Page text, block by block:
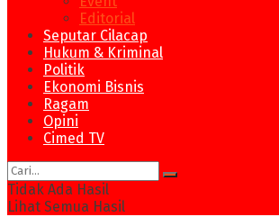
Editorial
Seputar Cilacap
Hukum & Kriminal
Politik
Ekonomi Bisnis
Ragam
Opini
Cimed TV
Tidak Ada Hasil
Lihat Semua Hasil